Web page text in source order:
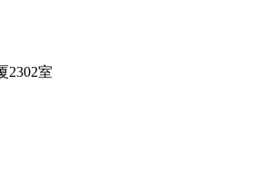
2302室